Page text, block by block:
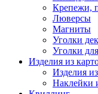
Крепежи,
Люверсы
Магниты
Уголки
Уголки
Изделия из
Изделия
Наклейки